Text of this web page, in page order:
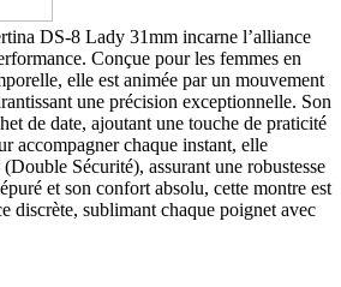
DS-8 Lady 31mm incarne l’alliance
Conçue pour les femmes en
elle est animée par un mouvement
une précision exceptionnelle. Son
de date, ajoutant une touche de praticité
accompagner chaque instant, elle
Sécurité), assurant une robustesse
et son confort absolu, cette montre est
discrète, sublimant chaque poignet avec